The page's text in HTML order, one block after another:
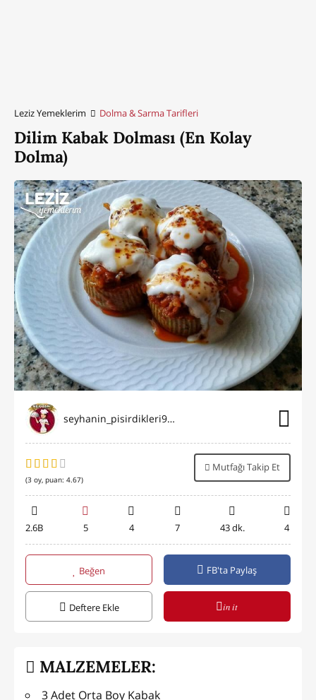
Leziz Yemeklerim Dolma & Sarma Tarifleri
Dilim Kabak Dolması (En Kolay
Dolma)
seyhanin_pisirdikleri9696
(3 oy, puan: 4.67)
Mutfağı Takip Et
2.6B 5 4 7 43 dk. 4
Beğen FB'ta Paylaş
Deftere Ekle in it
MALZEMELER:
3 Adet Orta Boy Kabak